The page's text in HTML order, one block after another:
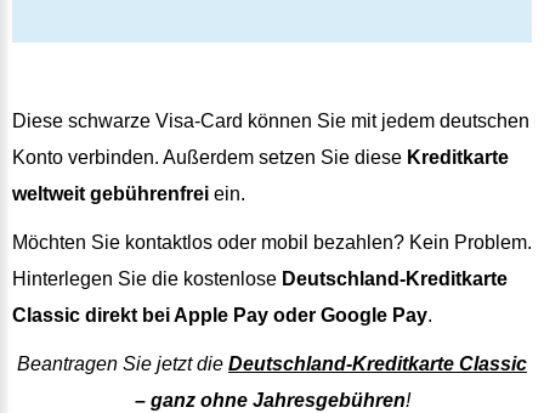
Diese schwarze Visa-Card können Sie mit jedem deutschen
Konto verbinden. Außerdem setzen Sie diese Kreditkarte
weltweit gebührenfrei ein.
Möchten Sie kontaktlos oder mobil bezahlen? Kein Problem.
Hinterlegen Sie die kostenlose Deutschland-Kreditkarte
Classic direkt bei Apple Pay oder Google Pay.
Beantragen Sie jetzt die Deutschland-Kreditkarte Classic
– ganz ohne Jahresgebühren!